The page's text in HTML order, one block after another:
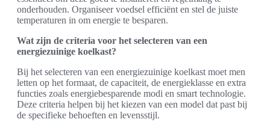
onderhouden. Organiseer voedsel efficiënt en stel de juiste
temperaturen in om energie te besparen.
Wat zijn de criteria voor het selecteren van een
energiezuinige koelkast?
Bij het selecteren van een energiezuinige koelkast moet men
letten op het formaat, de capaciteit, de energieklasse en extra
functies zoals energiebesparende modi en smart technologie.
Deze criteria helpen bij het kiezen van een model dat past bij
de specifieke behoeften en levensstijl.